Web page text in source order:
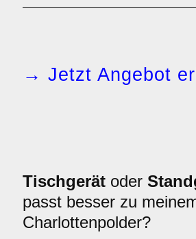
→ Jetzt Angebot
Tischgerät oder
passt besser zu
Charlottenpolder?